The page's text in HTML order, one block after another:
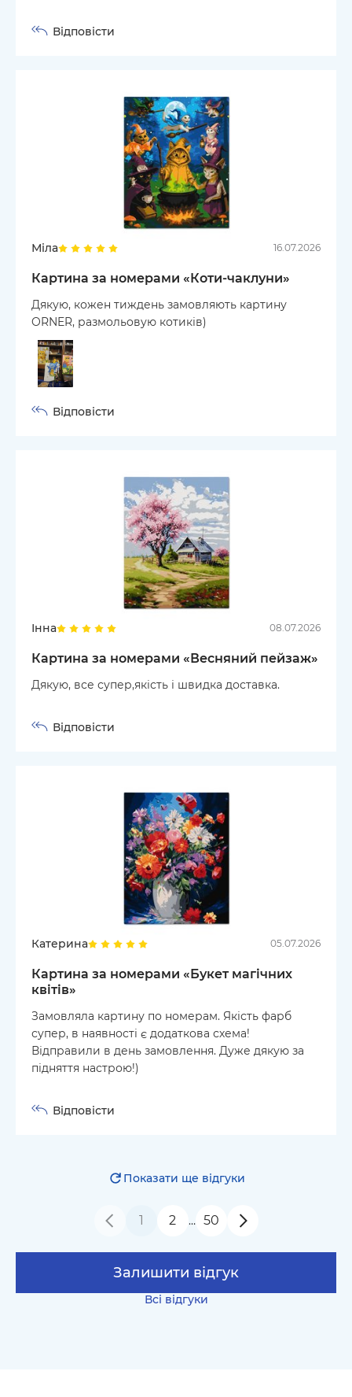
Відповісти
Міла 16.07.2026
Картина за номерами «Коти-чаклуни»
Дякую, кожен тиждень замовляють картину
ORNER, размольовую котиків)
Відповісти
Інна 08.07.2026
Картина за номерами «Весняний пейзаж»
Дякую, все супер,якість і швидка доставка.
Відповісти
Катерина 05.07.2026
Картина за номерами «Букет магічних
квітів»
Замовляла картину по номерам. Якість фарб
супер, в наявності є додаткова схема!
Відправили в день замовлення. Дуже дякую за
підняття настрою!)
Відповісти
Всі відгуки
Залишити відгук
Показати ще відгуки
1 2 … 50